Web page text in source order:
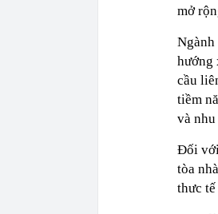
mở
Ngành
hướng
cầu
tiềm
và
Đối với
tòa
thưc